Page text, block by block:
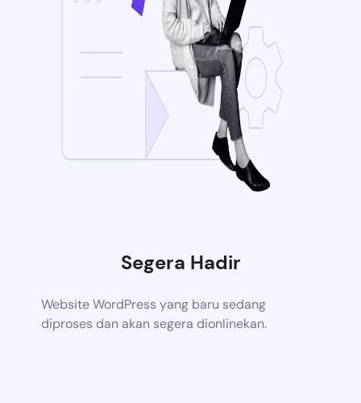
Segera Hadir
Website WordPress yang baru sedang
diproses dan akan segera dionlinekan.